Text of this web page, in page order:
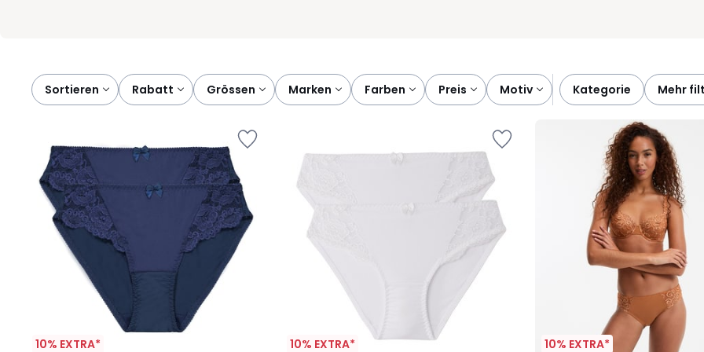
Sortieren
rabatt grössen marken farben preis motiv kategorie mehr
10% EXTRA* 10% EXTRA* 10% EXTRA*